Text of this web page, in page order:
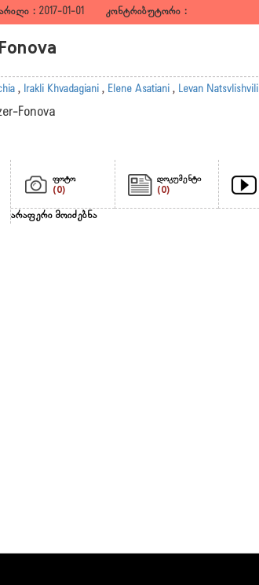
: 2017-01-01 კონტრიბუტორი :
, Irakli Khvadagiani , Elene Asatiani , Levan Natsvlishvili
Fonova
ფოტო
(0)
დოკუმენტი
(0)
არაფერი მოიძებნა